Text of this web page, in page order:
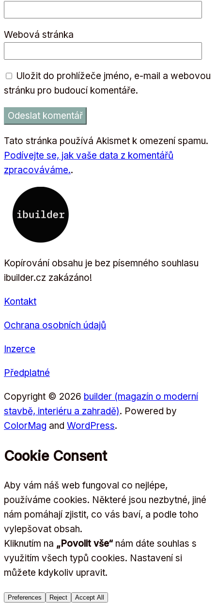
Webová stránka
Uložit do prohlížeče jméno, e-mail a webovou
stránku pro budoucí komentáře.
Tato stránka používá Akismet k omezení spamu.
Podívejte se, jak vaše data z komentářů
zpracováváme..
Kopírování obsahu je bez písemného souhlasu
ibuilder.cz zakázáno!
Kontakt
Ochrana osobních údajů
Inzerce
Předplatné
Copyright © 2026 builder (magazín o moderní
stavbě, interiéru a zahradě). Powered by
ColorMag and WordPress.